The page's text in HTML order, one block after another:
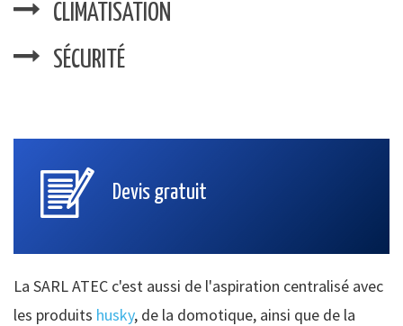
CLIMATISATION
SÉCURITÉ
Devis gratuit
La SARL ATEC c'est aussi de l'aspiration centralisé avec
les produits husky, de la domotique, ainsi que de la